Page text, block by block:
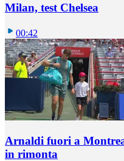
Milan, test Chelsea
00:42
Arnaldi fuori a
in rimonta